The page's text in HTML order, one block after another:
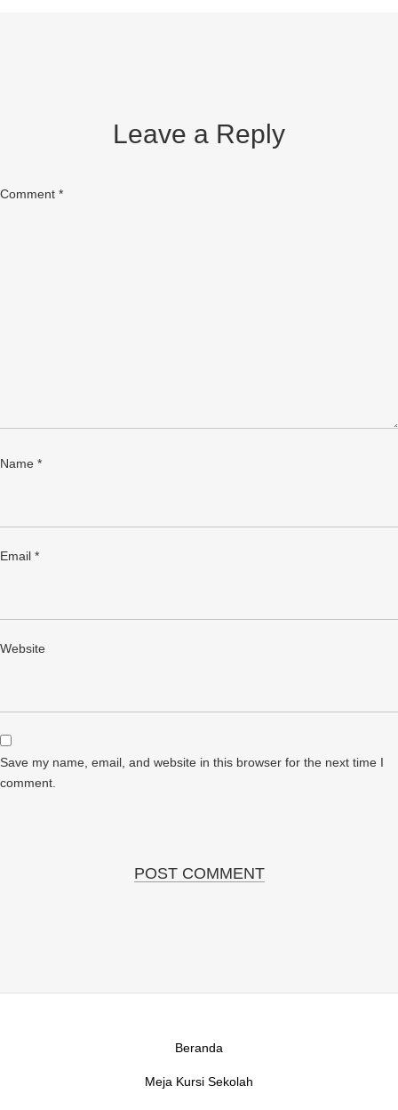
Leave a Reply
Comment *
Name *
Email *
Website
Save my name, email, and website in this browser for the next time I
comment.
Beranda
Meja Kursi Sekolah